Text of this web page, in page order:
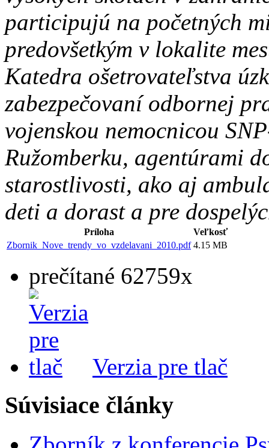
participujú na početných
predovšetkým v lokalite
Katedra ošetrovateľstva
zabezpečovaní odbornej
vojenskou nemocnicou
Ružomberku, agentúrami
starostlivosti, ako aj
deti a dorast a pre
Príloha
Veľkosť
Zbornik_Nove_trendy_vo_vzdelavani_2010.pdf 4.15 MB
prečítané 62759x
Verzia pre tlač
Súvisiace články